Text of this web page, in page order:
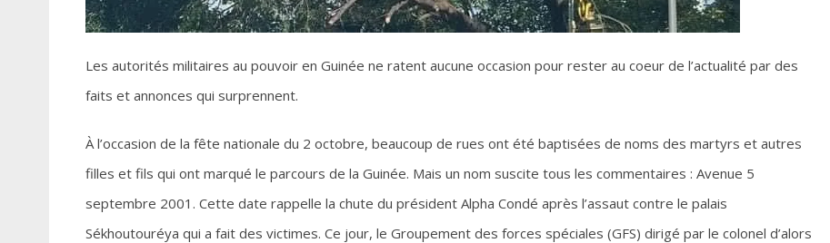
Les autorités militaires au pouvoir en Guinée ne ratent aucune occasion pour rester au coeur de l’actualité par des
faits et annonces qui surprennent.
À l’occasion de la fête nationale du 2 octobre, beaucoup de rues ont été baptisées de noms des martyrs et autres
filles et fils qui ont marqué le parcours de la Guinée. Mais un nom suscite tous les commentaires : Avenue 5
septembre 2001. Cette date rappelle la chute du président Alpha Condé après l’assaut contre le palais
Sékhoutouréya qui a fait des victimes. Ce jour, le Groupement des forces spéciales (GFS) dirigé par le colonel d’alors